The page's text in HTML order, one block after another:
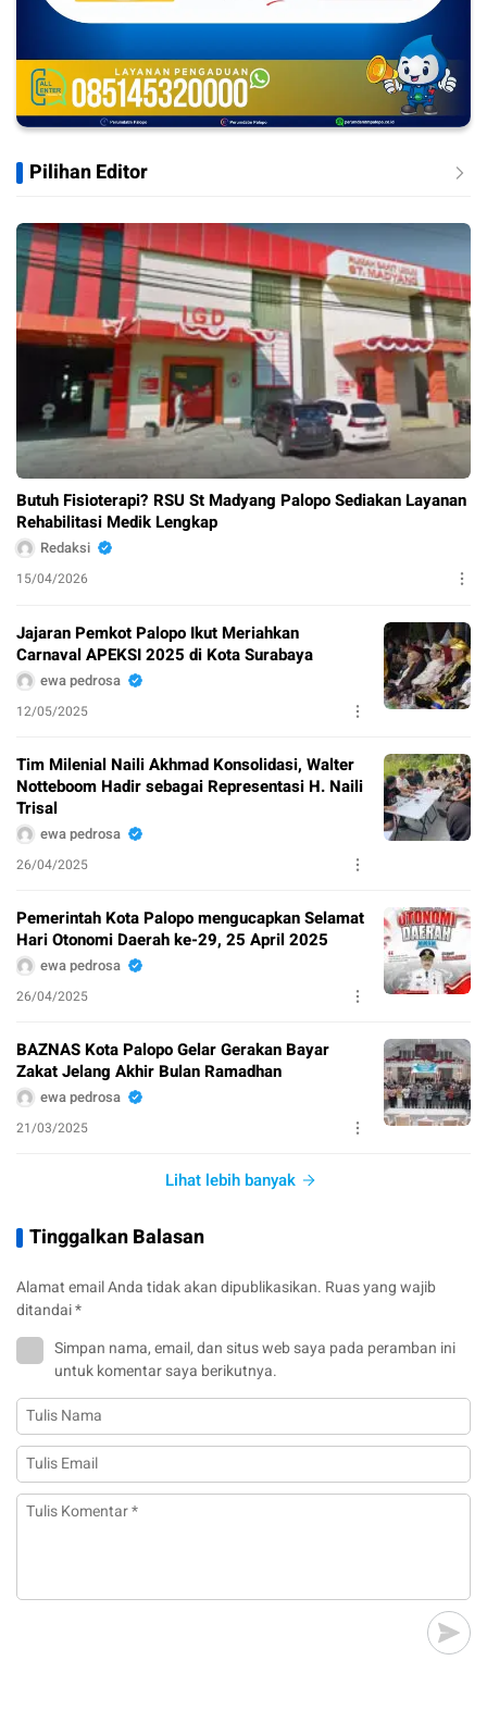
Pilihan Editor
Butuh Fisioterapi? RSU St Madyang Palopo Sediakan Layanan
Rehabilitasi Medik Lengkap
Redaksi
15/04/2026
Jajaran Pemkot Palopo Ikut Meriahkan
Carnaval APEKSI 2025 di Kota Surabaya
ewa pedrosa
12/05/2025
Tim Milenial Naili Akhmad Konsolidasi, Walter
Notteboom Hadir sebagai Representasi H. Naili
Trisal
ewa pedrosa
26/04/2025
Pemerintah Kota Palopo mengucapkan Selamat
Hari Otonomi Daerah ke-29, 25 April 2025
ewa pedrosa
26/04/2025
BAZNAS Kota Palopo Gelar Gerakan Bayar
Zakat Jelang Akhir Bulan Ramadhan
ewa pedrosa
21/03/2025
Lihat lebih banyak
Tinggalkan Balasan
Alamat email Anda tidak akan dipublikasikan. Ruas yang wajib
ditandai*
Simpan nama, email, dan situs web saya pada peramban ini
untuk komentar saya berikutnya.